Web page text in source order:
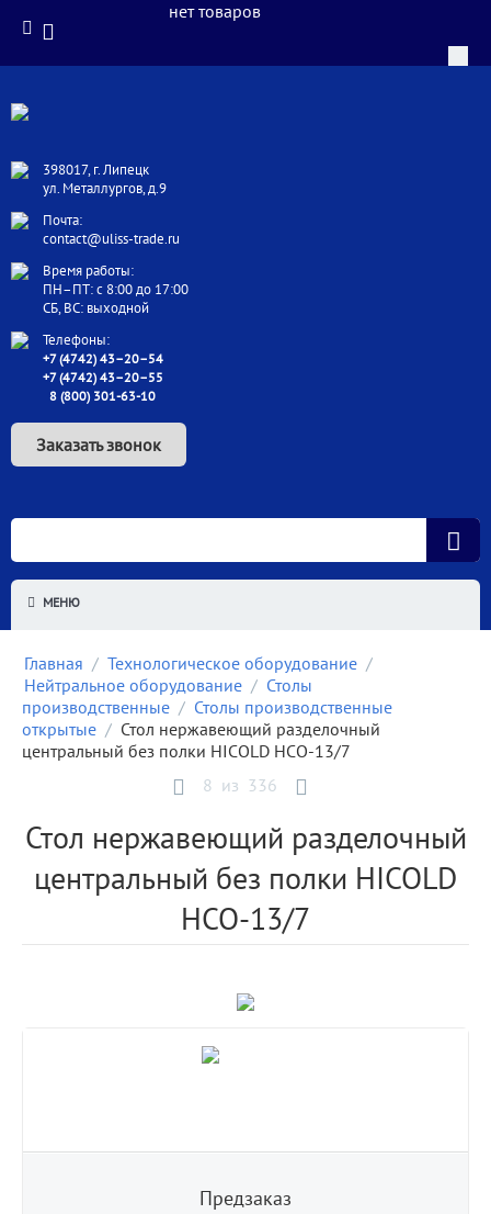
398017, г. Липецк
ул. Металлургов, д.9
Почта:
contact@uliss-trade.ru
Время работы:
ПН–ПТ: с 8:00 до 17:00
СБ, ВС: выходной
Телефоны:
+7 (4742) 43–20–54
+7 (4742) 43–20–55
8 (800) 301-63-10
Заказать звонок
нет товаров
МЕНЮ
Главная / Технологическое оборудование /
Нейтральное оборудование / Столы
производственные / Столы производственные
открытые / Стол нержавеющий разделочный
центральный без полки HICOLD НСО-13/7
8 из 336
Стол нержавеющий разделочный
центральный без полки HICOLD
НСО-13/7
Предзаказ